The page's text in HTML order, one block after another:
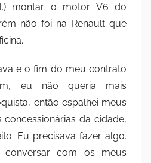
montar o motor V6 do
não foi na Renault que
e o fim do meu contrato
eu não queria mais
então espalhei meus
da cidade,
Eu precisava fazer algo.
conversar com os meus